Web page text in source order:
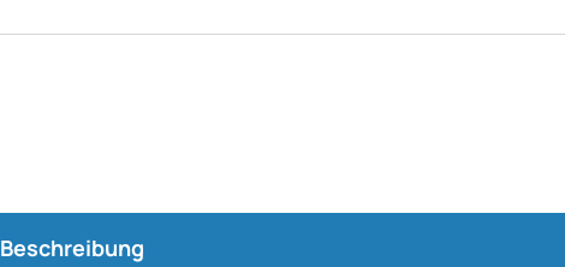
Beschreibung